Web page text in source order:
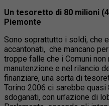
Un tesoretto di 80 milioni
Piemonte
Sono soprattutto i soldi, che
accantonati, che mancano
troppe falle che i Comuni
manutenzione e nel rilancio
finanziare, una sorta di
Torino 2006 ci sarebbe
sdoganati, con un’azione di